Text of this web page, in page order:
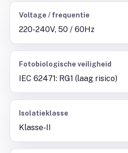
Voltage / frequentie
220-240V, 50 / 60Hz
Fotobiologische veiligheid
IEC 62471: RG1 (laag risico)
Isolatieklasse
Klasse-II